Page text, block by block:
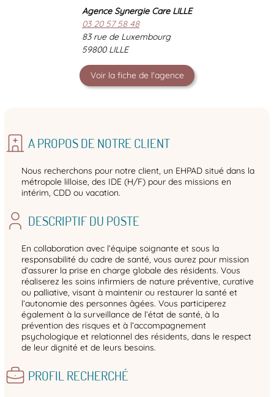
Agence Synergie Care LILLE
03 20 57 58 48
83 rue de Luxembourg
59800 LILLE
Voir la fiche de l'agence
A PROPOS DE NOTRE CLIENT
Nous recherchons pour notre client, un EHPAD situé dans la
métropole lilloise, des IDE (H/F) pour des missions en
intérim, CDD ou vacation.
DESCRIPTIF DU POSTE
En collaboration avec l’équipe soignante et sous la
responsabilité du cadre de santé, vous aurez pour mission
d’assurer la prise en charge globale des résidents. Vous
réaliserez les soins infirmiers de nature préventive, curative
ou palliative, visant à maintenir ou restaurer la santé et
l’autonomie des personnes âgées. Vous participerez
également à la surveillance de l’état de santé, à la
prévention des risques et à l’accompagnement
psychologique et relationnel des résidents, dans le respect
de leur dignité et de leurs besoins.
PROFIL RECHERCHÉ